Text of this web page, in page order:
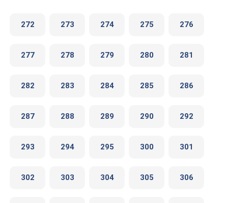
272 273 274 275 276
277 278 279 280 281
282 283 284 285 286
287 288 289 290 292
293 294 295 300 301
302 303 304 305 306